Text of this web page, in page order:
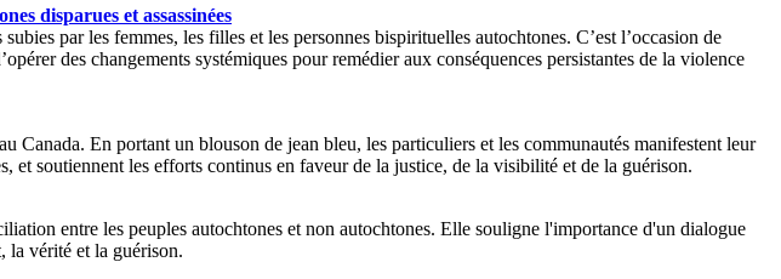
disparues et assassinées
par les femmes, les filles et les personnes bispirituelles autochtones. C’est l’occasion de
des changements systémiques pour remédier aux conséquences persistantes de la violence
Canada. En portant un blouson de jean bleu, les particuliers et les communautés manifestent leur
et soutiennent les efforts continus en faveur de la justice, de la visibilité et de la guérison.
entre les peuples autochtones et non autochtones. Elle souligne l'importance d'un dialogue
la vérité et la guérison.